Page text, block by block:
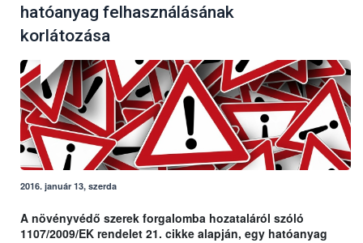
hatóanyag felhasználásának
korlátozása
2016. január 13, szerda
A növényvédő szerek forgalomba hozataláról szóló
1107/2009/EK rendelet 21. cikke alapján, egy hatóanyag